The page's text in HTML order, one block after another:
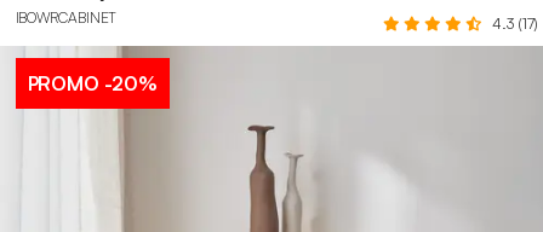
IBOWRCABINET 4.3 (17)
PROMO -20%